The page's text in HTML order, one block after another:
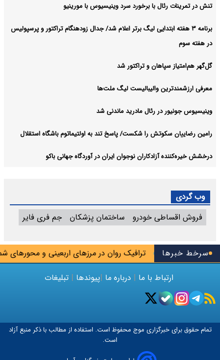
سرخط خبرها ترافیک روان در مرزهای اربعینی و محورهای باز شد
تنش در تمرینات رئال با برخورد سرد وینیسیوس با مورینیو
برنامه ۳ هفته ابتدایی لیگ برتر اعلام شد/ جدال زودهنگام تراکتور و پرسپولیس
در هفته سوم
گل‌گهر هم‌امتیاز سپاهان و تراکتور شد
معرفی ارزشمندترین والیبالیست لیگ ملت‌ها
وینیسیوس جونیور در رئال مادرید ماندنی شد
رامین رضاییان سکوتش را شکست/ پاسخ تند به اولتیماتوم باشگاه استقلال
درخشش خیره‌کننده آزادکاران نوجوان ایران در آوردگاه جهانی باکو
وب گردی
فروش اقساطی خودرو
ساختمان پزشکان جم فری فایر
ارتباط با ما | درباره ما |پیوندها | تبلیغات
تمام حقوق برای خبرگزاری موج محفوظ است. استفاده از مطالب با ذکر منبع آزاد
است.